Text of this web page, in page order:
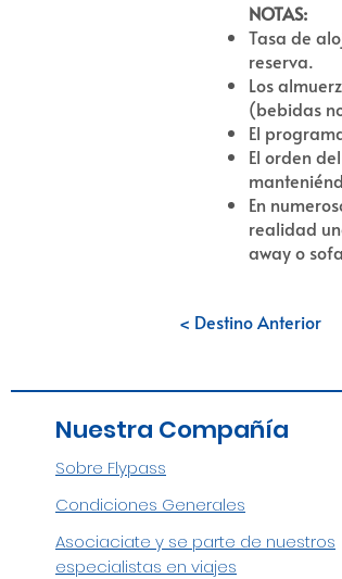
NOTAS:
Tasa de
reserva.
Los
(bebidas
El
El orden
En
realidad
away o
< Destino Anterior
Nuestra Compañía
Sobre Flypass
Condiciones Generales
Asociaciate y se parte de nuestros
especialistas en viajes